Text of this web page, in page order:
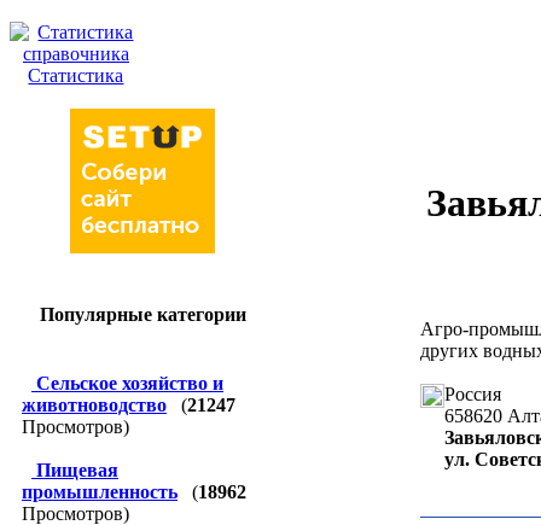
Статистика
Популярные категории
Сельское хозяйство и
животноводство
(21247
Просмотров)
Пищевая
промышленность
(18962
Просмотров)
Агро-
других
Россия
658620
ул.